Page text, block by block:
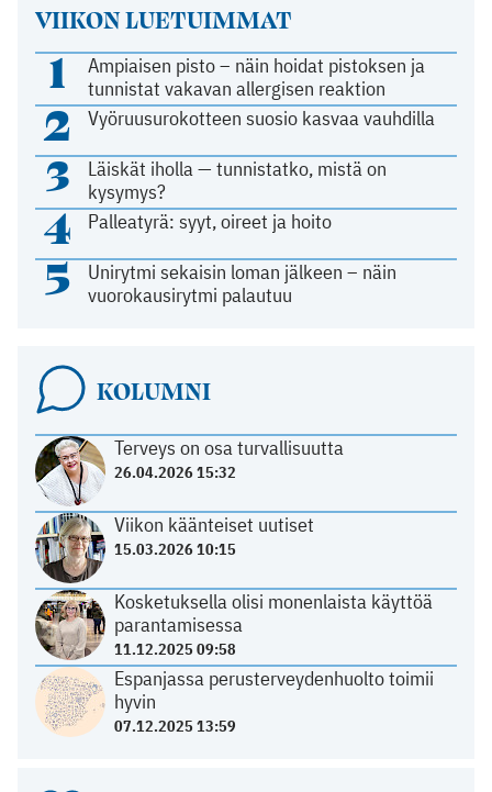
VIIKON LUETUIMMAT
1
Ampiaisen pisto – näin hoidat pistoksen ja
tunnistat vakavan allergisen reaktion
2 Vyöruusurokotteen suosio kasvaa vauhdilla
3
Läiskät iholla — tunnistatko, mistä on
kysymys?
4 Palleatyrä: syyt, oireet ja hoito
5
Unirytmi sekaisin loman jälkeen – näin
vuorokausirytmi palautuu
KOLUMNI
Terveys on osa turvallisuutta
26.04.2026 15:32
Viikon käänteiset uutiset
15.03.2026 10:15
Kosketuksella olisi monenlaista käyttöä
parantamisessa
11.12.2025 09:58
Espanjassa perusterveydenhuolto toimii
hyvin
07.12.2025 13:59